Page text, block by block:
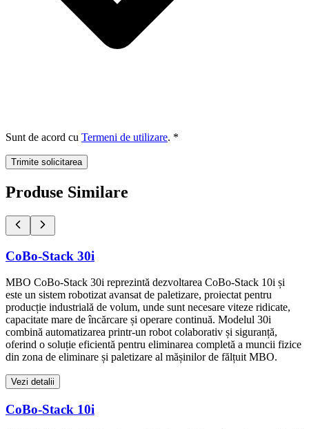
Sunt de acord cu Termeni de utilizare. *
Trimite solicitarea
Produse Similare
CoBo-Stack 30i
MBO CoBo-Stack 30i reprezintă dezvoltarea CoBo-Stack 10i și
este un sistem robotizat avansat de paletizare, proiectat pentru
producție industrială de volum, unde sunt necesare viteze ridicate,
capacitate mare de încărcare și operare continuă. Modelul 30i
combină automatizarea printr-un robot colaborativ și siguranță,
oferind o soluție eficientă pentru eliminarea completă a muncii fizice
din zona de eliminare și paletizare al mășinilor de fălțuit MBO.
Vezi detalii
CoBo-Stack 10i